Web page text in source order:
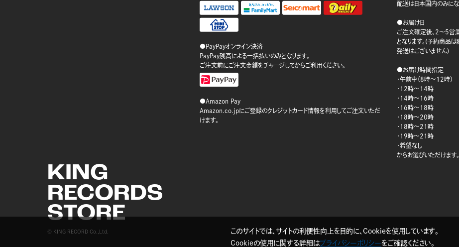
KING
RECORDS
STORE
© KING RECORD Co.,Ltd.
●PayPayオンライン決済
PayPay残高による一括払いのみとなります。
ご注文前にご注文金額をチャージしてからご利用ください。
●Amazon Pay
Amazon.co.jpにご登録のクレジットカード情報を利用してご注文いただ
けます。
配送は日本国内のみにな
●お届け日
ご注文確定後、2～5営
となります。(予約商品は
発送はございません)
●お届け時間指定
・午前中（8時～12時）
・12時～14時
・14時～16時
・16時～18時
・18時～20時
・18時～21時
・19時～21時
・希望なし
からお選びいただけます。
このサイトでは、サイトの利便性向上を目的に、Cookieを使用しています。
Cookieの使用に関する詳細はプライバシーポリシーをご確認ください。